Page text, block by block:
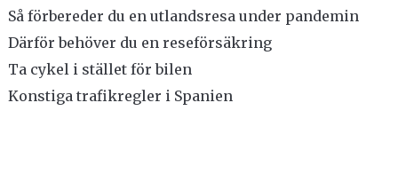
Så förbereder du en utlandsresa under pandemin
Därför behöver du en reseförsäkring
Ta cykel i stället för bilen
Konstiga trafikregler i Spanien